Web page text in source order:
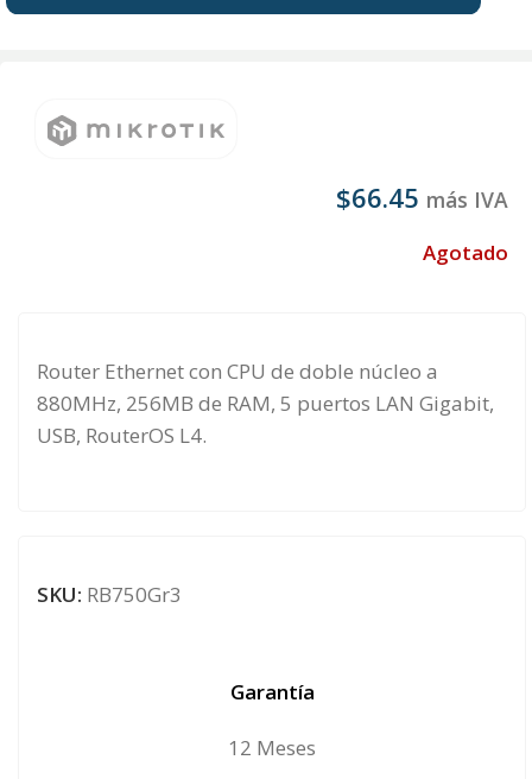
$66.45 más IVA
Agotado
Router Ethernet con CPU de doble núcleo a
880MHz, 256MB de RAM, 5 puertos LAN Gigabit,
USB, RouterOS L4.
SKU: RB750Gr3
Garantía
12 Meses